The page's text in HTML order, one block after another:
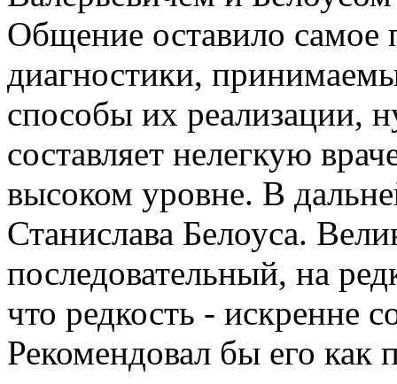
Общение оставило самое
диагностики,
способы их реализации,
составляет нелегкую
высоком уровне. В
Станислава Белоуса.
последовательный, на
что редкость - искренне
Рекомендовал бы его как